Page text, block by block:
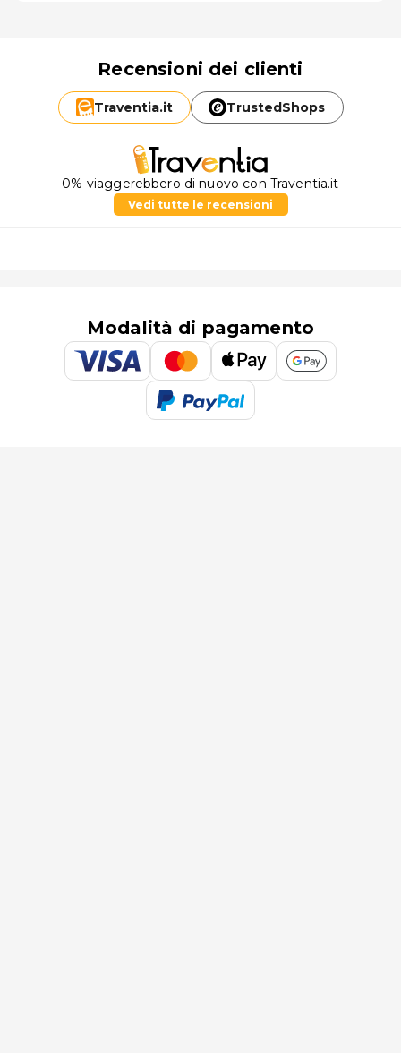
Recensioni dei clienti
Traventia.it TrustedShops
0% viaggerebbero di nuovo con Traventia.it
Vedi tutte le recensioni
Modalità di pagamento